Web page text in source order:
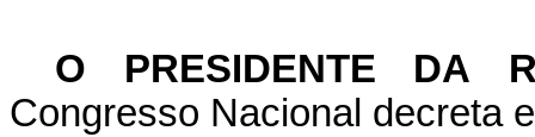
O PRESIDENTE DA
Congresso Nacional decreta